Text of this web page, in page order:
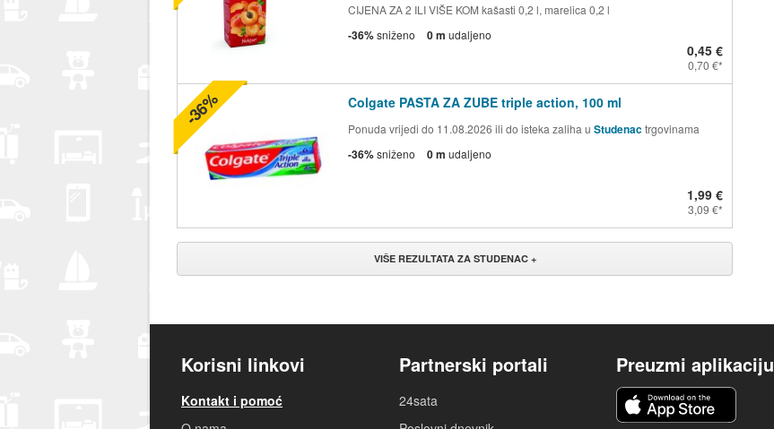
CIJENA ZA 2 ILI VIŠE KOM kašasti 0,2 l, marelica 0,2 l
-36%sniženo 0 m udaljeno
0,45 €
0,70 €
Colgate PASTA ZA ZUBE triple action, 100 ml
Ponuda vrijedi do 11.08.2026 ili do isteka zaliha u Studenactrgovinama
-36%sniženo 0 m udaljeno
1,99 €
3,09 €
-36%
VIŠE REZULTATA ZA STUDENAC +
Korisni linkovi
Kontakt i pomoć
Partnerski portali
24sata
Preuzmi aplikaciju